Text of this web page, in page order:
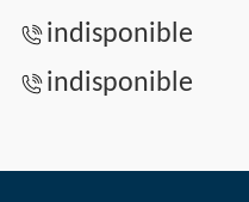
indisponible
indisponible